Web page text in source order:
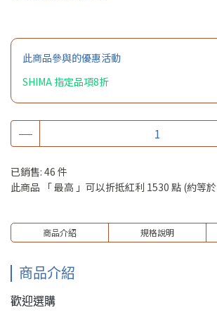
此商品參與的優惠活動
SHIMA 指定品項8折
已銷售: 46 件
此商品 「 最高 」可以折抵紅利 1530 點 (約等於
商品介紹 規格說明
商品介紹
歡迎選購